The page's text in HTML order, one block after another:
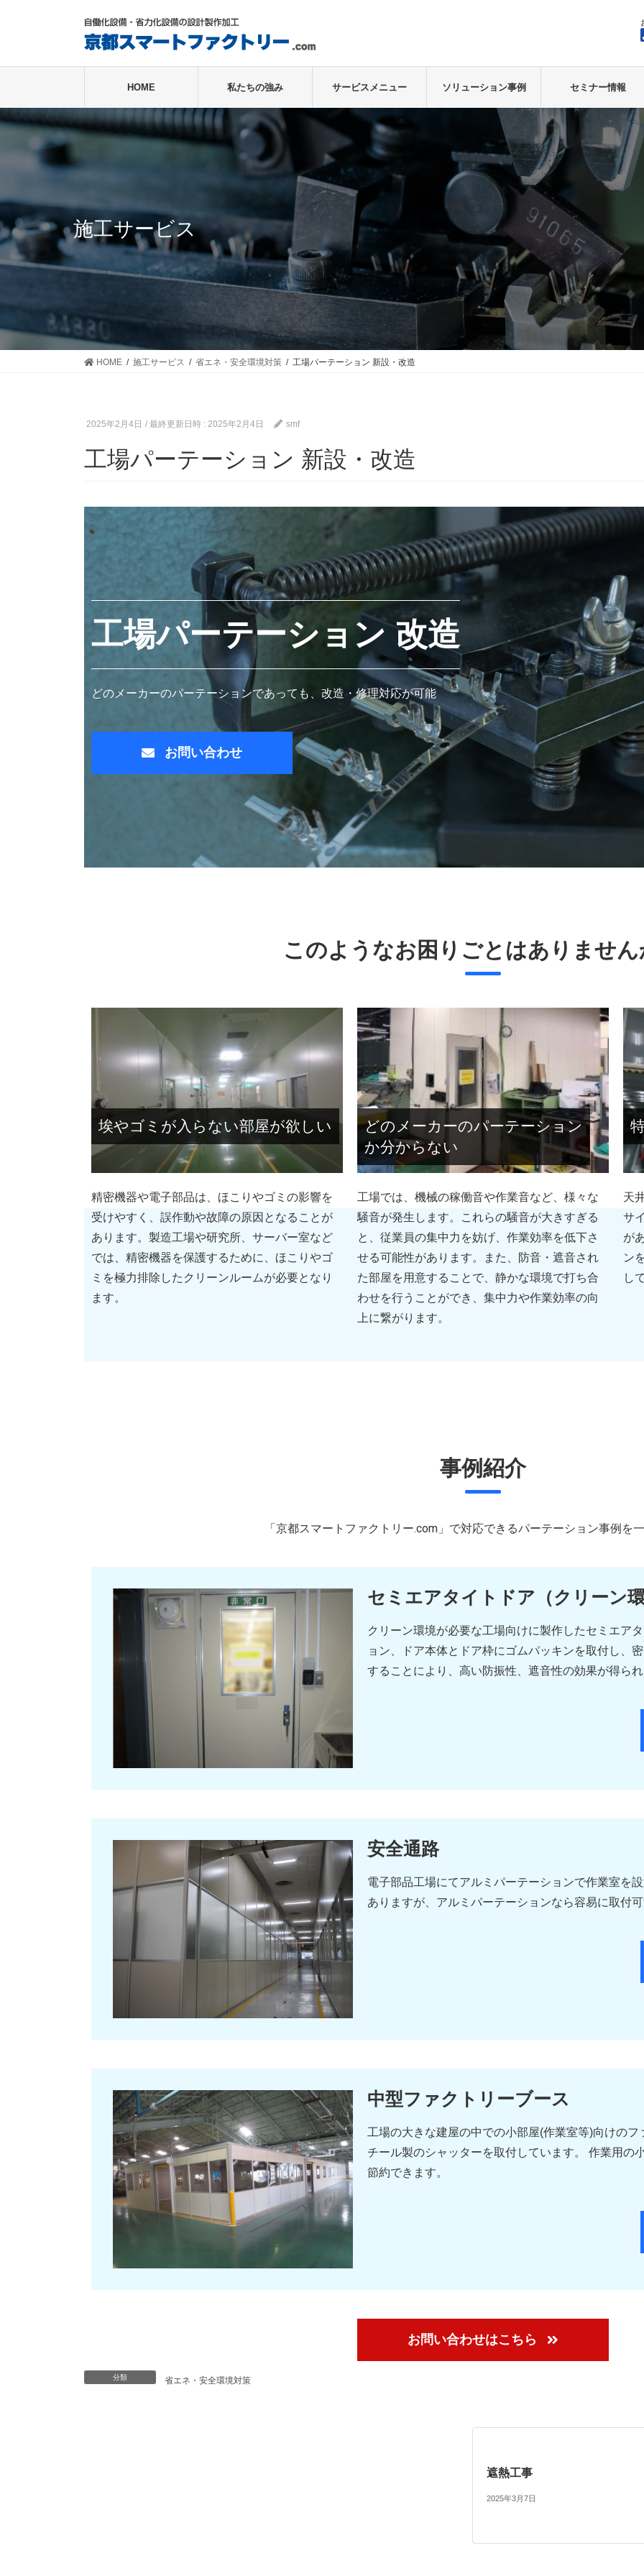
HOME 私たちの強み サービスメニュー ソリューション事例 セミナー情報
施工サービス
HOME 施工サービス 省エネ・安全環境対策 工場パーテーション 新設・改造
2025年2月4日 / 最終更新日時 : 2025年2月4日 smf
工場パーテーション 新設・改造
工場パーテーション 改造
どのメーカーのパーテーションであっても、改造・修理対応が可能
お問い合わせ
このようなお困りごとはありません
埃やゴミが入らない部屋が欲しい
精密機器や電子部品は、ほこりやゴミの影響を
受けやすく、誤作動や故障の原因となることが
あります。製造工場や研究所、サーバー室など
では、精密機器を保護するために、ほこりやゴ
ミを極力排除したクリーンルームが必要となり
ます。
どのメーカーのパーテーション
か分からない
工場では、機械の稼働音や作業音など、様々な
騒音が発生します。これらの騒音が大きすぎる
と、従業員の集中力を妨げ、作業効率を低下さ
せる可能性があります。また、防音・遮音され
た部屋を用意することで、静かな環境で打ち合
わせを行うことができ、集中力や作業効率の向
上に繋がります。
天
サ
が
ン
し
事例紹介
「京都スマートファクトリー.com」で対応できるパーテーション事例を
セミエアタイトドア（クリーン
クリーン環境が必要な工場向けに製作したセミエア
ョン、ドア本体とドア枠にゴムパッキンを取付し、
することにより、高い防振性、遮音性の効果が得ら
安全通路
電子部品工場にてアルミパーテーションで作業室を
ありますが、アルミパーテーションなら容易に取付
中型ファクトリーブース
工場の大きな建屋の中での小部屋(作業室等)向けの
チール製のシャッターを取付しています。 作業用の
節約できます。
お問い合わせはこちら
分類 省エネ・安全環境対策
遮熱工事
2025年3月7日